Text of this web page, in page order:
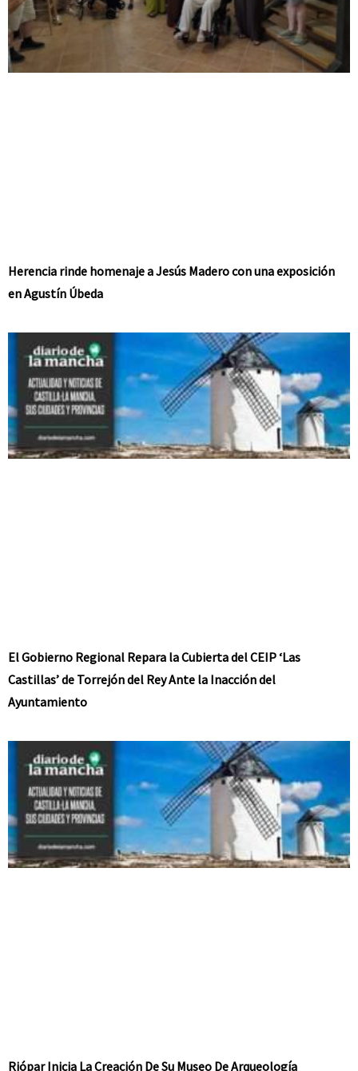
Herencia rinde homenaje a Jesús Madero con una exposición
en Agustín Úbeda
El Gobierno Regional Repara la Cubierta del CEIP ‘Las
Castillas’ de Torrejón del Rey Ante la Inacción del
Ayuntamiento
Riópar Inicia La Creación De Su Museo De Arqueología